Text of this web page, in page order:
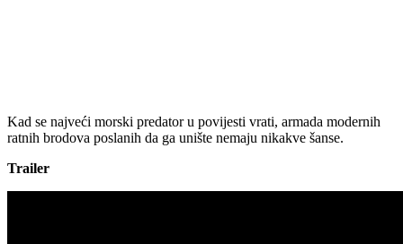
Kad se najveći morski predator u povijesti vrati, armada modernih
ratnih brodova poslanih da ga unište nemaju nikakve šanse.
Trailer